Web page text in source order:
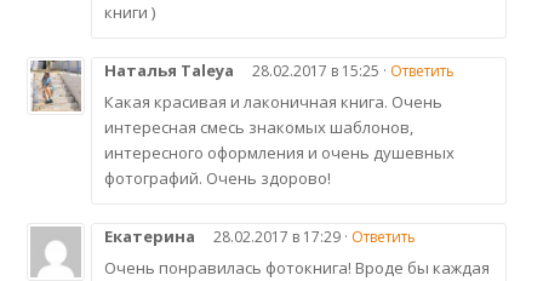
книги )
Наталья Taleya 28.02.2017 в 15:25 · Ответить
Какая красивая и лаконичная книга. Очень
интересная смесь знакомых шаблонов,
интересного оформления и очень душевных
фотографий. Очень здорово!
Екатерина 28.02.2017 в 17:29 · Ответить
Очень понравилась фотокнига! Вроде бы каждая